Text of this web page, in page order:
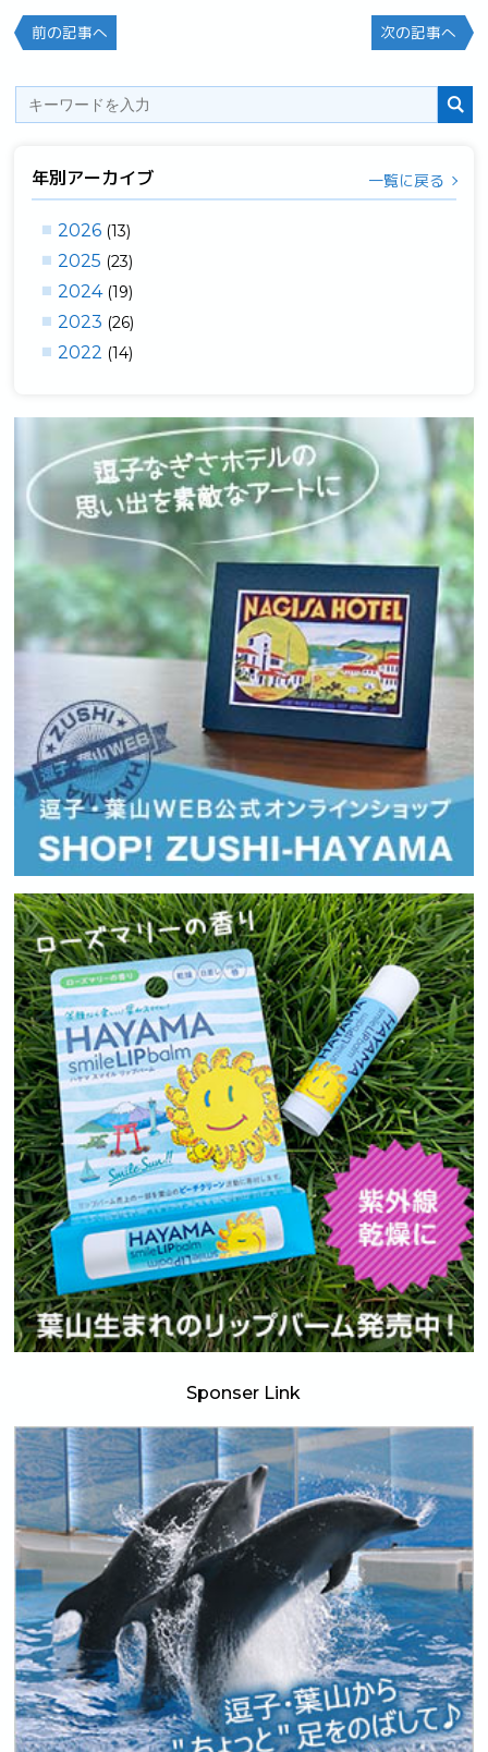
前の記事へ 次の記事へ
年別アーカイブ 一覧に戻る
2026 (13)
2025 (23)
2024(19)
2023 (26)
2022 (14)
Sponser Link